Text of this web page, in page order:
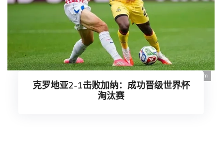
克罗地亚2-1击败加纳：成功晋级世界杯
淘汰赛